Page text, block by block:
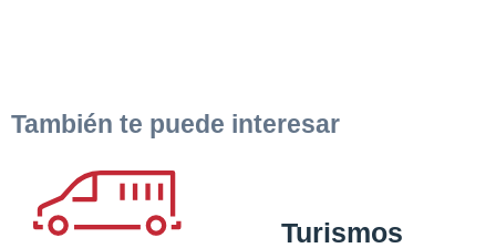
También te puede interesar
Turismos